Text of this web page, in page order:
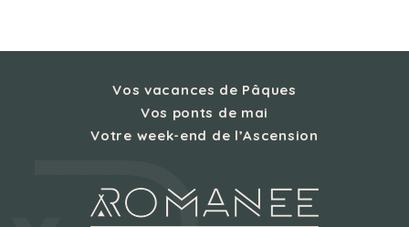
Vos vacances de Pâques
Vos ponts de mai
Votre week-end de l’Ascension